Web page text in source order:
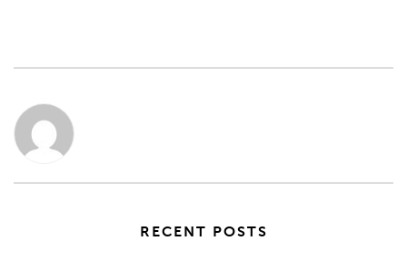
RECENT POSTS